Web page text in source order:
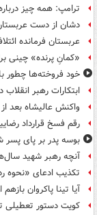
ترامپ: همه چیز
دشان از دست
عربستان فرمانده
«کمانِ پرنده» چینی
خود فروخته‌ها چطور
ابتکارات رهبر انقلاب
واکنش عالیشاه بعد
رقم فسخ قرارداد رضاییان با
بوسه‌ پدر بر پای
آنچه رهبر شهید
تکذیب ادعای «نحوه
آیا تینا پاکروان
کویت دستور تعطیلی